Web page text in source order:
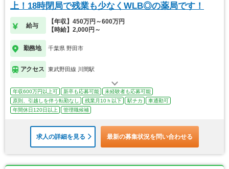
上！18時閉局で残業も少なくWLB◎の薬局です！
給与
【年収】450万円～600万円
【時給】2,000円～
勤務地 千葉県 野田市
アクセス 東武野田線 川間駅
年収600万円以上可 新卒も応募可能
未経験者も応募可能
原則、引越しを伴う転勤なし
残業月10ｈ以下 駅チカ
車通勤可
年間休日120日以上
管理職候補
求人の詳細を見る 最新の募集状況を問い合わせる